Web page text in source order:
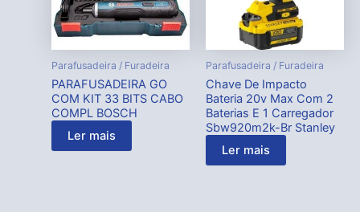
Parafusadeira / Furadeira
PARAFUSADEIRA GO
COM KIT 33 BITS CABO
COMPL BOSCH
Ler mais
Parafusadeira / Furadeira
Chave De Impacto
Bateria 20v Max Com 2
Baterias E 1 Carregador
Sbw920m2k-Br Stanley
Ler mais